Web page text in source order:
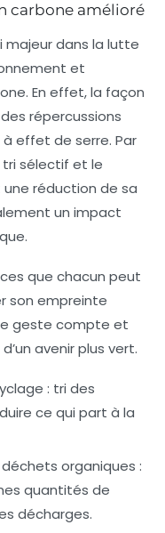
carbone amélioré
dans la lutte
et
. En effet, la façon
répercussions
à effet de serre. Par
tri sélectif et le
réduction de sa
un impact
que chacun peut
son empreinte
geste compte et
avenirplus vert.
: tri des
ce qui part à la
organiques :
quantités de
décharges.